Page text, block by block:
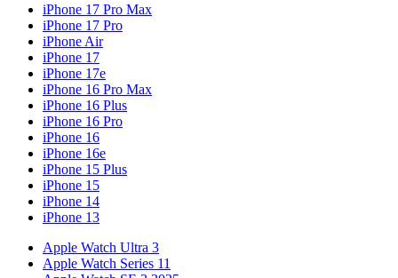
iPhone 17 Pro Max
iPhone 17 Pro
iPhone Air
iPhone 17
iPhone 17e
iPhone 16 Pro Max
iPhone 16 Plus
iPhone 16 Pro
iPhone 16
iPhone 16e
iPhone 15 Plus
iPhone 15
iPhone 14
iPhone 13
Apple Watch Ultra 3
Apple Watch Series 11